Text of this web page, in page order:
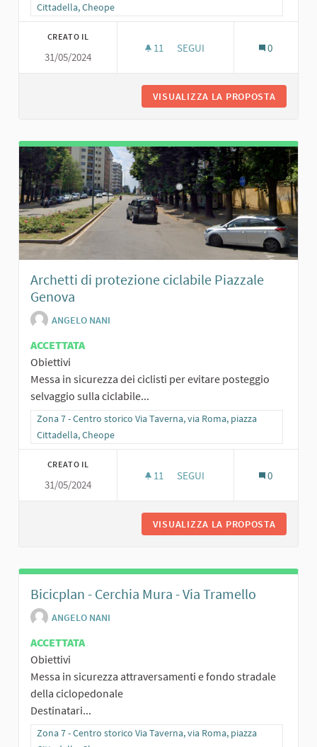
Cittadella, Cheope
CREATO IL
31/05/2024
11 11 SOSTENITORI
SEGUI 0
VISUALIZZA LA PROPOSTA
Archetti di protezione ciclabile Piazzale
Genova
ANGELO NANI
ACCETTATA
Obiettivi
Messa in sicurezza dei ciclisti per evitare posteggio
selvaggio sulla ciclabile...
Filtra i risultati per categoria: Zona 7 - Centro storico Via Taverna,
Zona 7 - Centro storico Via Taverna, via Roma, piazza
Cittadella, Cheope
CREATO IL
31/05/2024
11 11 SOSTENITORI
SEGUI 0
VISUALIZZA LA PROPOSTA
Bicicplan - Cerchia Mura - Via Tramello
ANGELO NANI
ACCETTATA
Obiettivi
Messa in sicurezza attraversamenti e fondo stradale
della ciclopedonale
Destinatari...
Filtra i risultati per categoria: Zona 7 - Centro storico Via Taverna,
Zona 7 - Centro storico Via Taverna, via Roma, piazza